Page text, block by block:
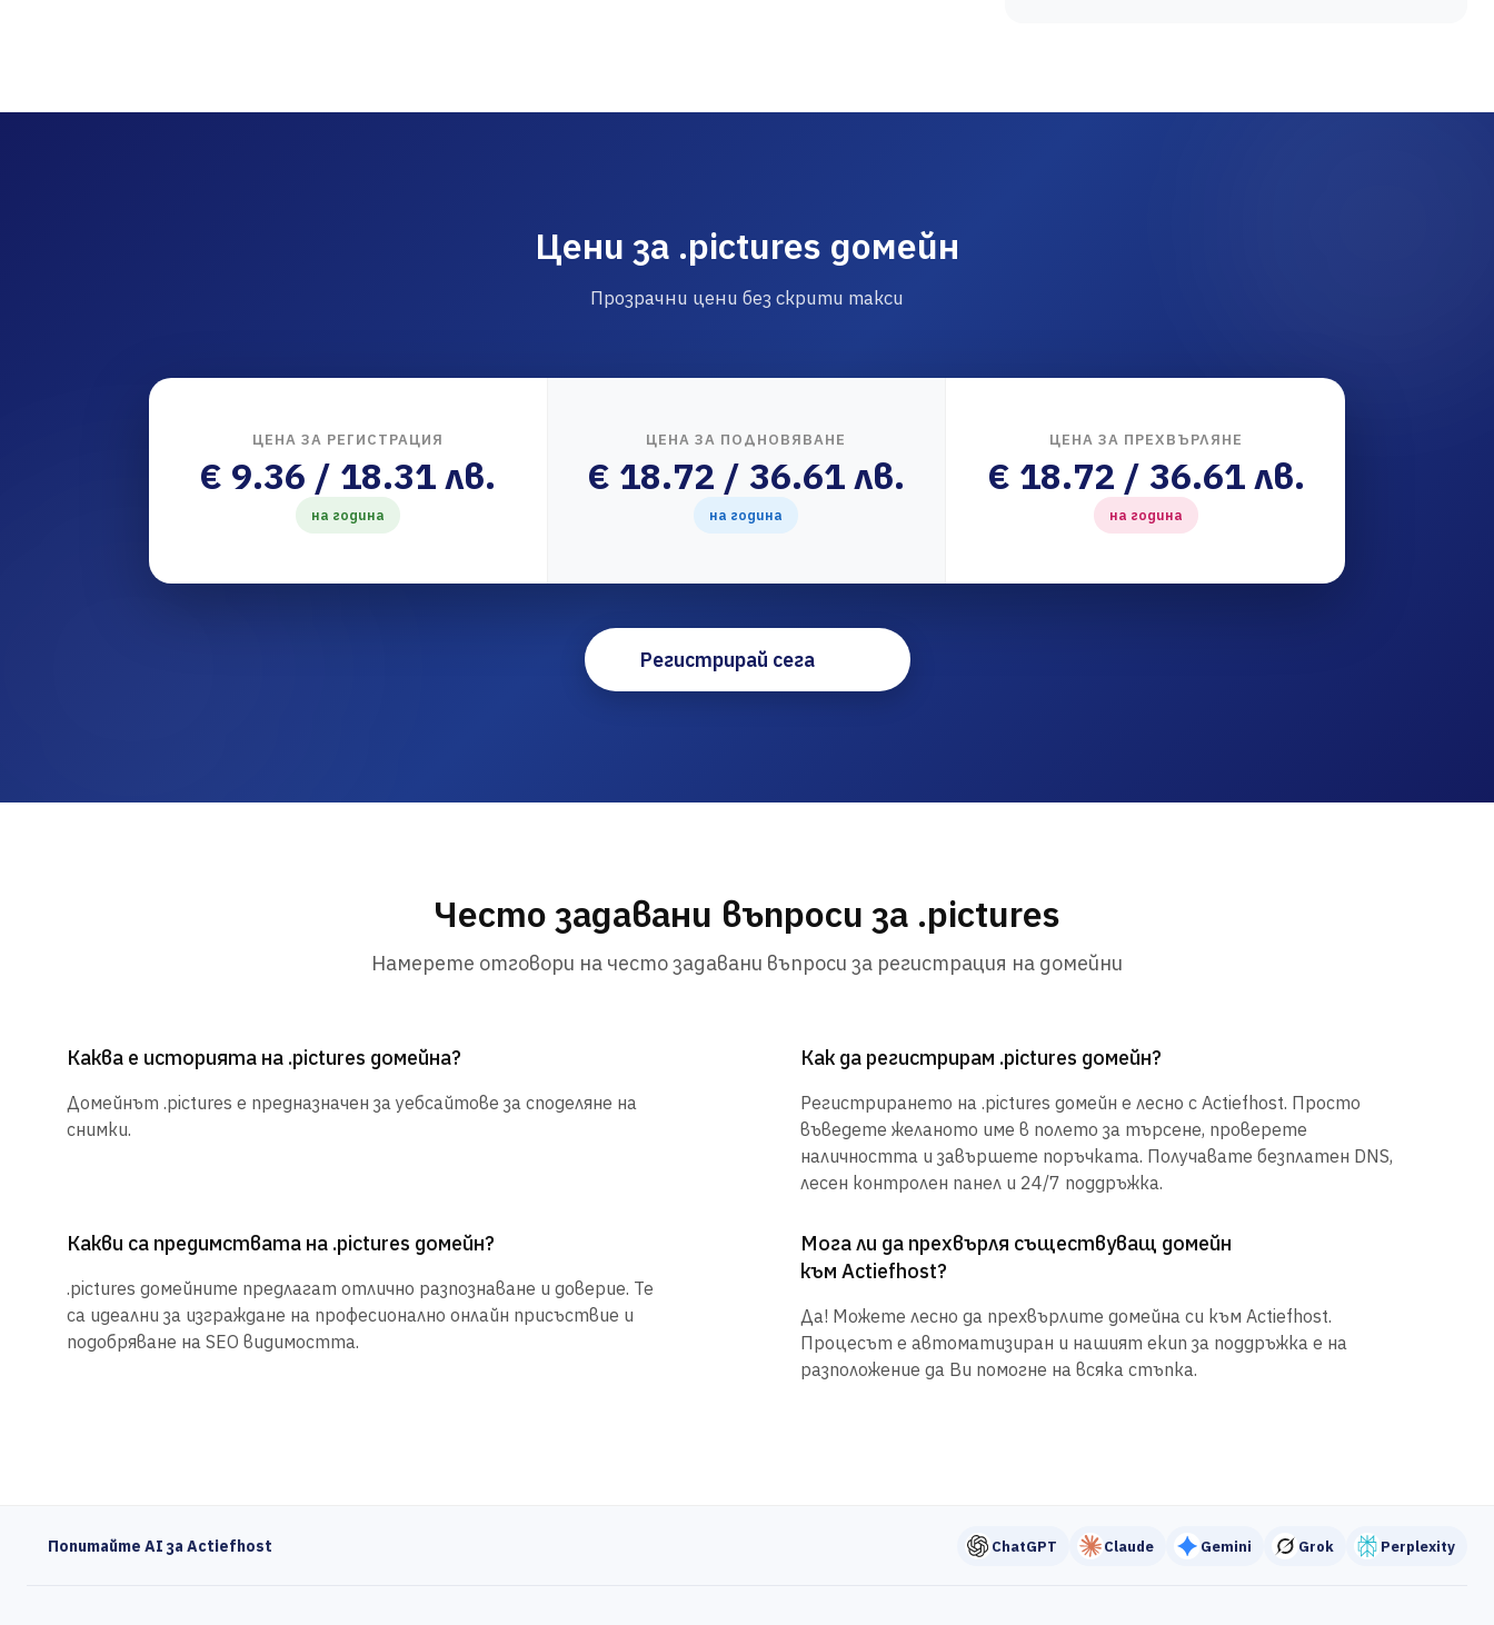
Цени за .pictures домейн
Прозрачни цени без скрити такси
ЦЕНА ЗА РЕГИСТРАЦИЯ
€ 9.36 / 18.31 лв.
на година
ЦЕНА ЗА ПОДНОВЯВАНЕ
€ 18.72 / 36.61 лв.
на година
ЦЕНА ЗА ПРЕХВЪРЛЯНЕ
€ 18.72 / 36.61 лв.
на година
Регистрирай сега
Често задавани въпроси за .pictures
Намерете отговори на често задавани въпроси за регистрация на домейни
Каква е историята на .pictures домейна?
Домейнът .pictures е предназначен за уебсайтове за споделяне на
снимки.
Как да регистрирам .pictures домейн?
Регистрирането на .pictures домейн е лесно с Actiefhost. Просто
въведете желаното име в полето за търсене, проверете
наличността и завършете поръчката. Получавате безплатен DNS,
лесен контролен панел и 24/7 поддръжка.
Какви са предимствата на .pictures домейн?
.pictures домейните предлагат отлично разпознаване и доверие. Те
са идеални за изграждане на професионално онлайн присъствие и
подобряване на SEO видимостта.
Мога ли да прехвърля съществуващ домейн
към Actiefhost?
Да! Можете лесно да прехвърлите домейна си към Actiefhost.
Процесът е автоматизиран и нашият екип за поддръжка е на
разположение да Ви помогне на всяка стъпка.
Попитайте AI за Actiefhost ChatGPT Claude Gemini Grok Perplexity